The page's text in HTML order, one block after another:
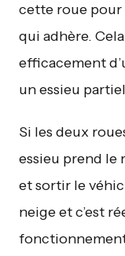
cette roue pour
qui adhère.
efficacement
un essieu
Si les deux
essieu prend le
et sortir le
neige et c’est